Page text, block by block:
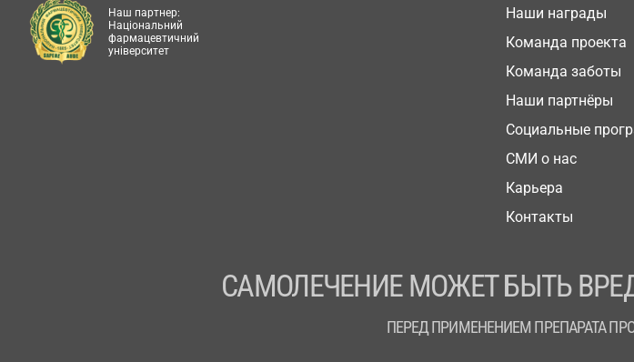
Наши награды
Команда проекта
Команда заботы
Наши партнёры
Социальные
СМИ о нас
Карьера
Контакты
Наш партнер:
Національний
фармацевтичний
університет
САМОЛЕЧЕНИЕ МОЖЕТ БЫТЬ
ПЕРЕД ПРИМЕНЕНИЕМ ПРЕПАРАТА